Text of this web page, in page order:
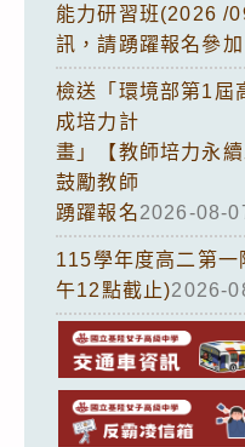
能力研習班(2026 /
訊，請踴躍報名參加
檢送「環境部第1屆
成培力計
畫」【教師培力永
鼓勵教師
踴躍報名2026-08-
115學年度高二第
午12點截止)2026-